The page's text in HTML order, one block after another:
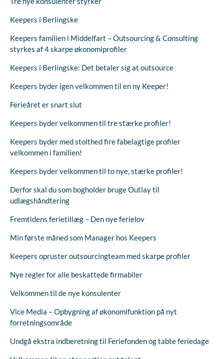
Keepers i Berlingske
Keepers familien i Middelfart – Outsourcing & Consulting
styrkes af 4 skarpe økonomiprofiler
Keepers i Berlingske: Det betaler sig at outsource
Keepers byder igen velkommen til en ny Keeper!
Ferieåret er snart slut
Keepers byder velkommen til tre stærke profiler!
Keepers byder med stolthed fire fabelagtige profiler
velkommen i familien!
Keepers byder velkommen til to nye, stærke profiler!
Derfor skal du som bogholder bruge Outlay til
udlægshåndtering
Fremtidens ferietillæg – Den nye ferielov
Min første måned som Manager hos Keepers
Keepers opruster outsourcingteam med skarpe profiler
Nye regler for alle beskattede firmabiler
Velkommen til de nye konsulenter
Vice Media – Opbygning af økonomifunktion på nyt
forretningsområde
Undgå ekstra indberetning til Feriefonden og tabte feriedage